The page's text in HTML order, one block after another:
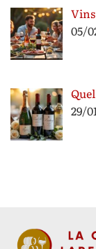
05/
29/